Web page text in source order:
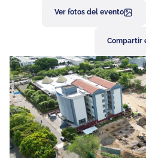
Ver fotos del evento
Compartir